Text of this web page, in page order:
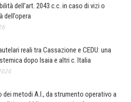
dell’art. 2043 c.c. in caso di vizi o
reali tra Cassazione e CEDU: una
dopo Isaia e altri c. Italia
dei metodi A.I., da strumento operativo a